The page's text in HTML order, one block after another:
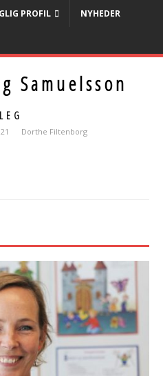
PROFIL NYHEDER
Samuelsson
Dorthe Filtenborg